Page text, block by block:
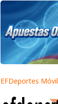
EFDeportes Móvil